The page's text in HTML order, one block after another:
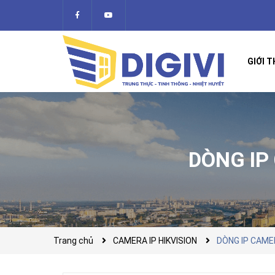
GIỚI
DÒNG
Trang chủ CAMERA IP HIKVISION DÒNG IP